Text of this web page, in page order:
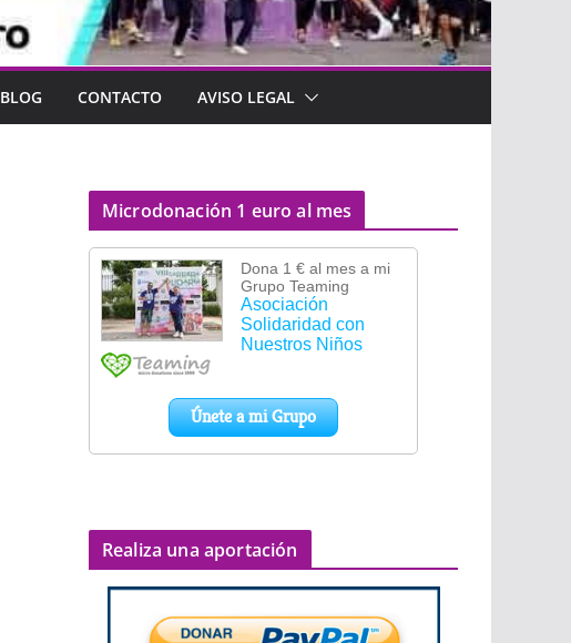
BLOG CONTACTO AVISO LEGAL
Microdonación 1 euro al mes
Realiza una aportación